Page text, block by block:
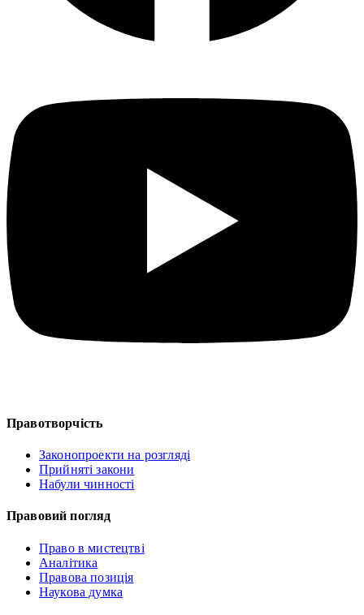
Правотворчість
Законопроекти на розгляді
Прийняті закони
Набули чинності
Правовий погляд
Право в мистецтві
Аналітика
Правова позиція
Наукова думка